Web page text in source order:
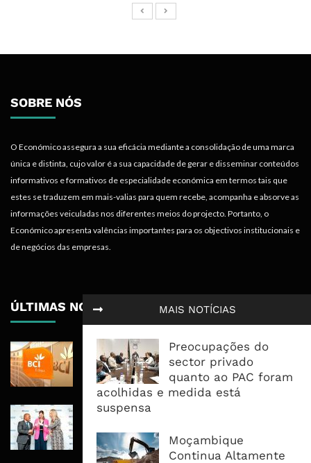
MAIS NOTÍCIAS
Preocupações do
sector privado
quanto ao PAC foram
acolhidas e medida está
suspensa
Moçambique
Continua Altamente
SOBRE NÓS
O Económico assegura a sua eficácia mediante a consolidação de uma marca
única e distinta, cujo valor é a sua capacidade de gerar e disseminar conteúdos
informativos e formativos de especialidade económica em termos tais que
estes se traduzem em mais-valias para quem recebe, acompanha e absorve as
informações veiculadas nos diferentes meios do projecto. Portanto, o
Económico apresenta valências importantes para os objectivos institucionais e
de negócios das empresas.
ÚLTIMAS NOTÍCIAS
BCI Lucra 3,34 Mil Milhões De
Meticais, Mas Crédito A Clientes
Recua 5,5%
RAIZ Arranca Com 4 Milhões De
Financiamento Às PME